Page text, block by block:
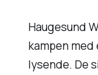
Haugesund
kampen
lysende. De